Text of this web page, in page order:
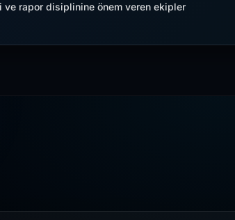
ve rapor disiplinine önem veren ekipler